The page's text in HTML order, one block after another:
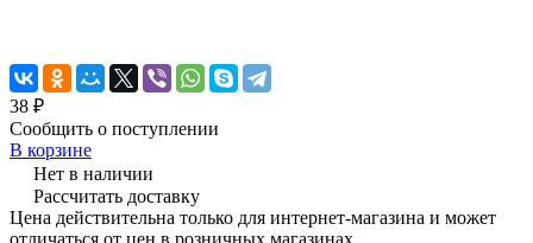
38 ₽
Сообщить о поступлении
В корзине
Нет в наличии
Рассчитать доставку
Цена действительна только для интернет-магазина и может
отличаться от цен в розничных магазинах